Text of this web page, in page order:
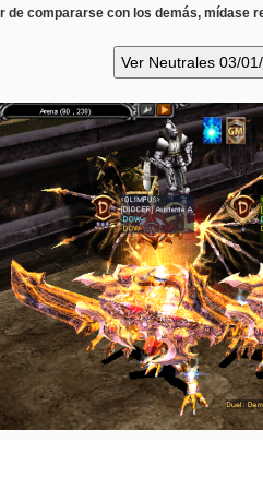
de compararse con los demás, mídase